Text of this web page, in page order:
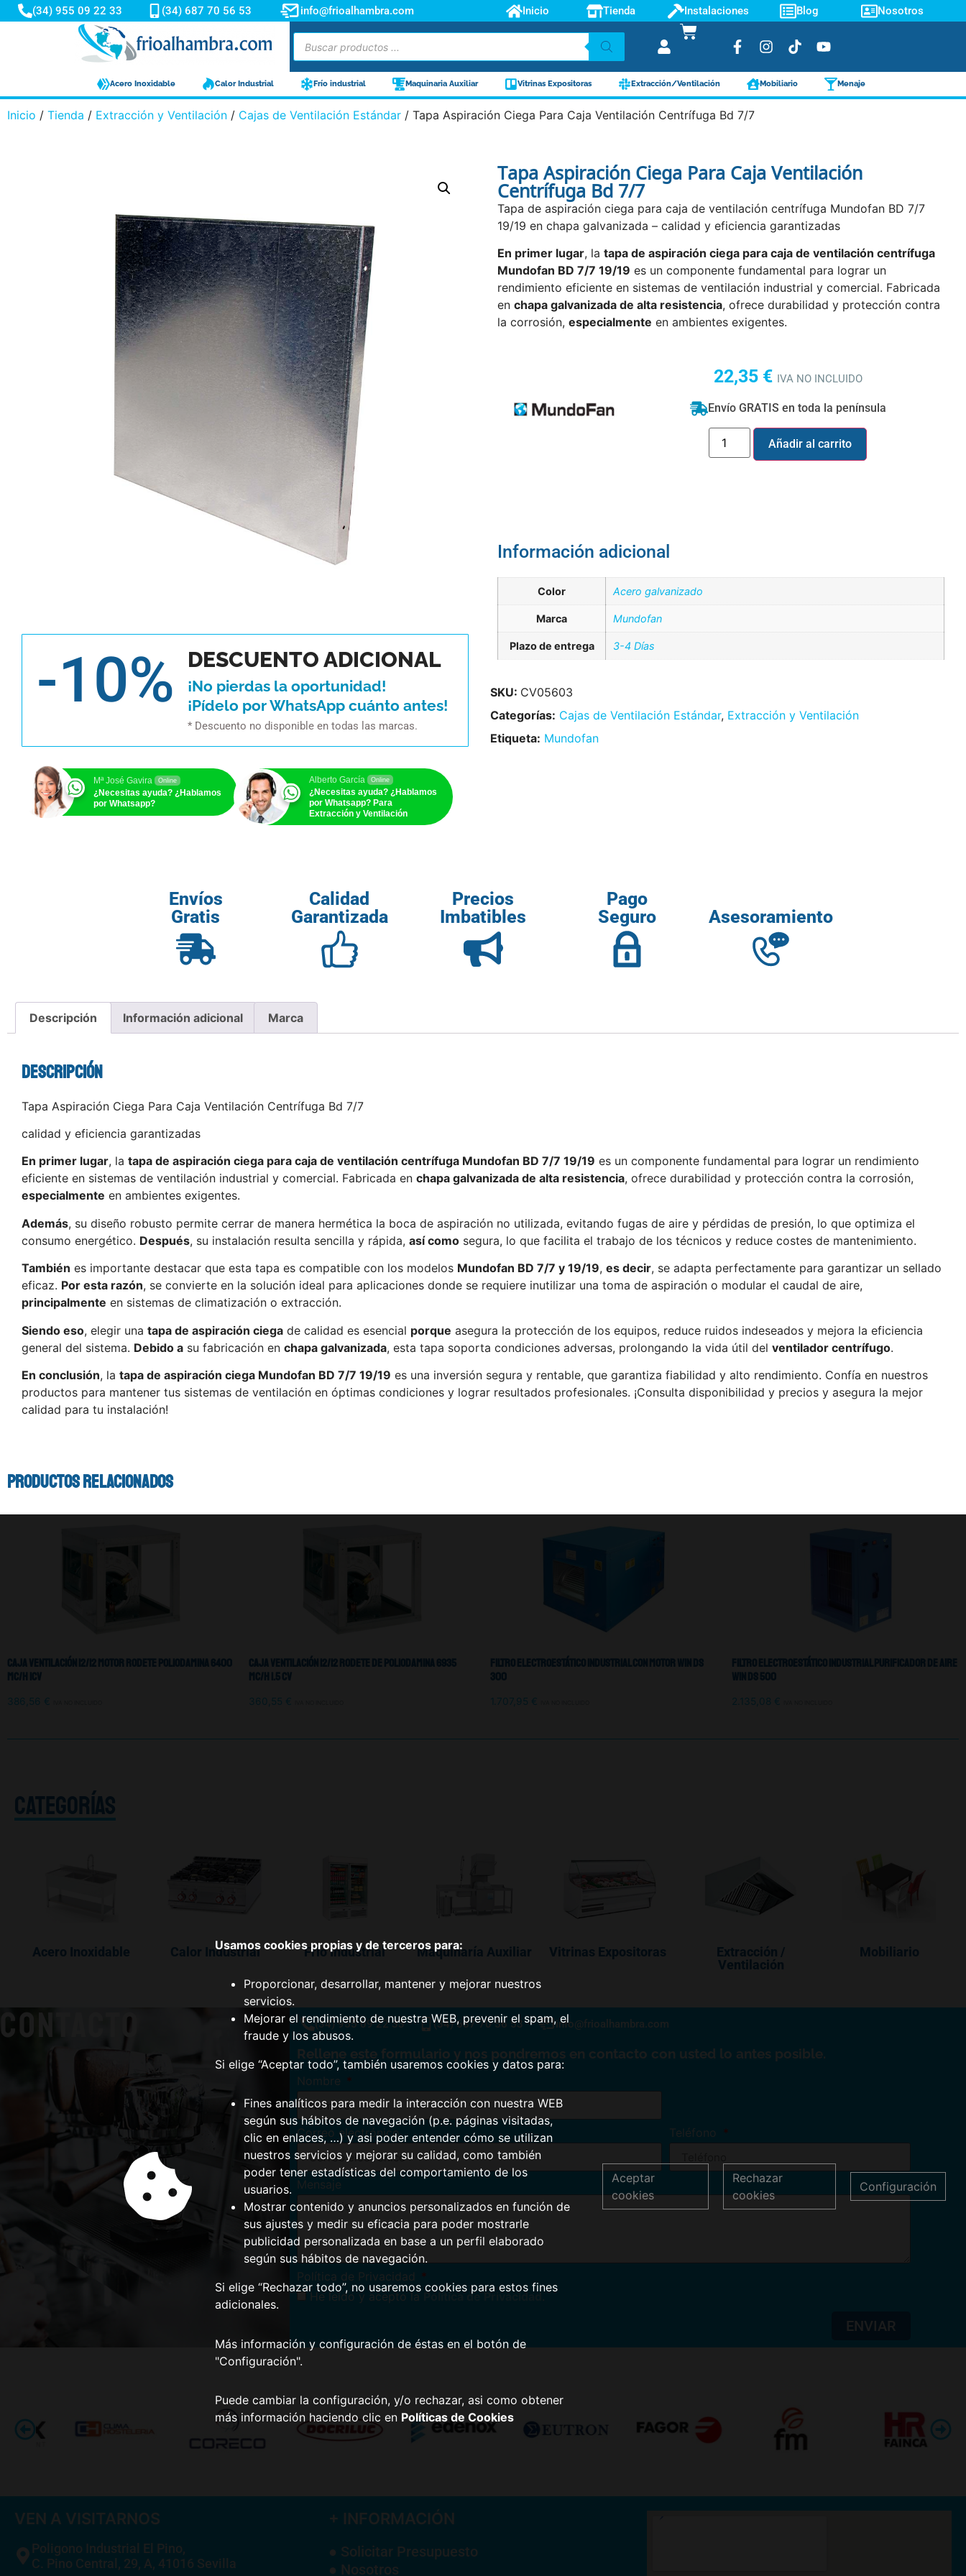
(34) 955 09 22 33 (34) 687 70 56 53 info@frioalhambra.com Inicio Tienda Instalaciones Blog Nosotros
Acero Inoxidable Calor Industrial Frío industrial Maquinaria Auxiliar Vitrinas Expositoras Extracción/Ventilación Mobiliario Menaje
Inicio / Tienda / Extracción y Ventilación / Cajas de Ventilación Estándar / Tapa Aspiración Ciega Para Caja Ventilación Centrífuga Bd 7/7
-10% DESCUENTO ADICIONAL
¡No pierdas la oportunidad!
¡Pídelo por WhatsApp cuánto antes!
* Descuento no disponible en todas las marcas.
Mª José Gavira Online
¿Necesitas ayuda? ¿Hablamos
por Whatsapp?
Alberto García Online
¿Necesitas ayuda? ¿Hablamos
por Whatsapp? Para
Extracción y Ventilación
Tapa Aspiración Ciega Para Caja Ventilación
Centrífuga Bd 7/7
Tapa de aspiración ciega para caja de ventilación centrífuga Mundofan BD 7/7
19/19 en chapa galvanizada – calidad y eficiencia garantizadas
En primer lugar, la tapa de aspiración ciega para caja de ventilación centrífuga
Mundofan BD 7/7 19/19 es un componente fundamental para lograr un
rendimiento eficiente en sistemas de ventilación industrial y comercial. Fabricada
en chapa galvanizada de alta resistencia, ofrece durabilidad y protección contra
la corrosión, especialmente en ambientes exigentes.
22,35 € IVA NO INCLUIDO
Envío GRATIS en toda la península
Añadir al carrito
Información adicional
Color Acero galvanizado
Marca Mundofan
Plazo de entrega 3-4 Días
SKU: CV05603
Categorías: Cajas de Ventilación Estándar, Extracción y Ventilación
Etiqueta: Mundofan
Envíos
Gratis
Calidad
Garantizada
Precios
Imbatibles
Pago
Seguro
Asesoramiento
Descripción Información adicional Marca
Descripción
Tapa Aspiración Ciega Para Caja Ventilación Centrífuga Bd 7/7
calidad y eficiencia garantizadas
En primer lugar, la tapa de aspiración ciega para caja de ventilación centrífuga Mundofan BD 7/7 19/19 es un componente fundamental para lograr un rendimiento
eficiente en sistemas de ventilación industrial y comercial. Fabricada en chapa galvanizada de alta resistencia, ofrece durabilidad y protección contra la corrosión,
especialmente en ambientes exigentes.
Además, su diseño robusto permite cerrar de manera hermética la boca de aspiración no utilizada, evitando fugas de aire y pérdidas de presión, lo que optimiza el
consumo energético. Después, su instalación resulta sencilla y rápida, así como segura, lo que facilita el trabajo de los técnicos y reduce costes de mantenimiento.
También es importante destacar que esta tapa es compatible con los modelos Mundofan BD 7/7 y 19/19, es decir, se adapta perfectamente para garantizar un sellado
eficaz. Por esta razón, se convierte en la solución ideal para aplicaciones donde se requiere inutilizar una toma de aspiración o modular el caudal de aire,
principalmente en sistemas de climatización o extracción.
Siendo eso, elegir una tapa de aspiración ciega de calidad es esencial porque asegura la protección de los equipos, reduce ruidos indeseados y mejora la eficiencia
general del sistema. Debido a su fabricación en chapa galvanizada, esta tapa soporta condiciones adversas, prolongando la vida útil del ventilador centrífugo.
En conclusión, la tapa de aspiración ciega Mundofan BD 7/7 19/19 es una inversión segura y rentable, que garantiza fiabilidad y alto rendimiento. Confía en nuestros
productos para mantener tus sistemas de ventilación en óptimas condiciones y lograr resultados profesionales. ¡Consulta disponibilidad y precios y asegura la mejor
calidad para tu instalación!
Productos relacionados
Caja Ventilación 12/12 Motor Rodete Poliodamina 6400
mc/h 1Cv
386,56 €
Caja Ventilación 12/12 Rodete De Poliodamina 6935
mc/h 1.5 Cv
360,55 €
Filtro Electroestático Industrial Con Motor Win Ds
300
1.707,95 €
Filtro Electroestático Industrial Purificador De Aire
Win Ds 500
2.135,08 €
CATEGORÍAS
Acero Inoxidable Calor Industrial Frio Industrial Maquinaría Auxiliar Vitrinas Expositoras
Extracción /
Ventilación
Mobiliario
CONTACTO (34) 955 09 22 33 (34) 687 70 56 53 info@frioalhambra.com
Rellene este formulario y nos pondremos en contacto con usted lo antes posible.
Nombre
Correo electrónico Teléfono
Mensaje
Política de Privacidad
He leído y acepto la Política de Privacidad.
ENVIAR
VEN A VISITARNOS
Poligono Industrial El Pino,
C. Pino Central, 29, A, 41016 Sevilla
+ INFORMACIÓN
● Solicitar Presupuesto
● Nosotros
Usamos cookies propias y de terceros para:
Proporcionar, desarrollar, mantener y mejorar nuestros
servicios.
Mejorar el rendimiento de nuestra WEB, prevenir el spam, el
fraude y los abusos.
Si elige “Aceptar todo”, también usaremos cookies y datos para:
Fines analíticos para medir la interacción con nuestra WEB
según sus hábitos de navegación (p.e. páginas visitadas,
clic en enlaces, …) y asi poder entender cómo se utilizan
nuestros servicios y mejorar su calidad, como también
poder tener estadísticas del comportamiento de los
usuarios.
Mostrar contenido y anuncios personalizados en función de
sus ajustes y medir su eficacia para poder mostrarle
publicidad personalizada en base a un perfil elaborado
según sus hábitos de navegación.
Si elige “Rechazar todo”, no usaremos cookies para estos fines
adicionales.
Más información y configuración de éstas en el botón de
"Configuración".
Puede cambiar la configuración, y/o rechazar, asi como obtener
más información haciendo clic en Políticas de Cookies
Aceptar
cookies
Rechazar
cookies
Configuración